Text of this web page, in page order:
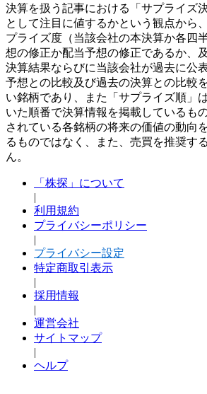
決算を扱う記事における「サプライズ
として注目に値するかという観点から
プライズ度（当該会社の本決算か各四
想の修正か配当予想の修正であるか、
決算結果ならびに当該会社が過去に公
予想との比較及び過去の決算との比較
い銘柄であり、また「サプライズ順」
いた順番で決算情報を掲載しているも
されている各銘柄の将来の価値の動向
るものではなく、また、売買を推奨す
ん。
「株探」について
|
利用規約
プライバシーポリシー
|
プライバシー設定
特定商取引表示
|
採用情報
|
運営会社
サイトマップ
|
ヘルプ